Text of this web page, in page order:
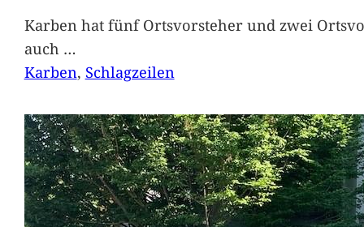
Karben hat fünf Ortsvorsteher und zwei
auch …
Karben, Schlagzeilen